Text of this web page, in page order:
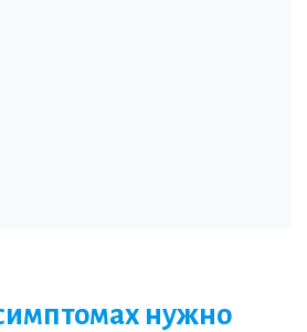
нужно